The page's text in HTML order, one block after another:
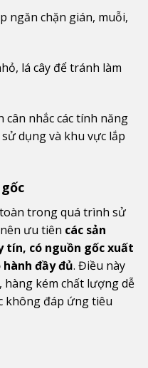
ngăn chặn gián, muỗi,
lá cây để tránh làm
cân nhắc các tính năng
dụng và khu vực lắp
trong quá trình sử
ưu tiên các sản
tín, có nguồn gốc xuất
hành đầy đủ. Điều này
kém chất lượng dễ
không đáp ứng tiêu